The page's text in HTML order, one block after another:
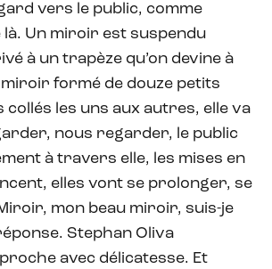
vers le public, comme
là. Un miroir est suspendu
à un trapèze qu’on devine à
miroir formé de douze petits
les uns aux autres, elle va
nous regarder, le public
à travers elle, les mises en
elles vont se prolonger, se
mon beau miroir, suis-je
Stephan Oliva
avec délicatesse. Et